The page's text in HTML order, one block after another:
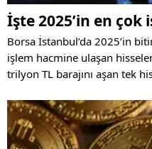
İşte 2025’in en
Borsa İstanbul’da 2025’in
işlem hacmine ulaşan
trilyon TL barajını aşan tek